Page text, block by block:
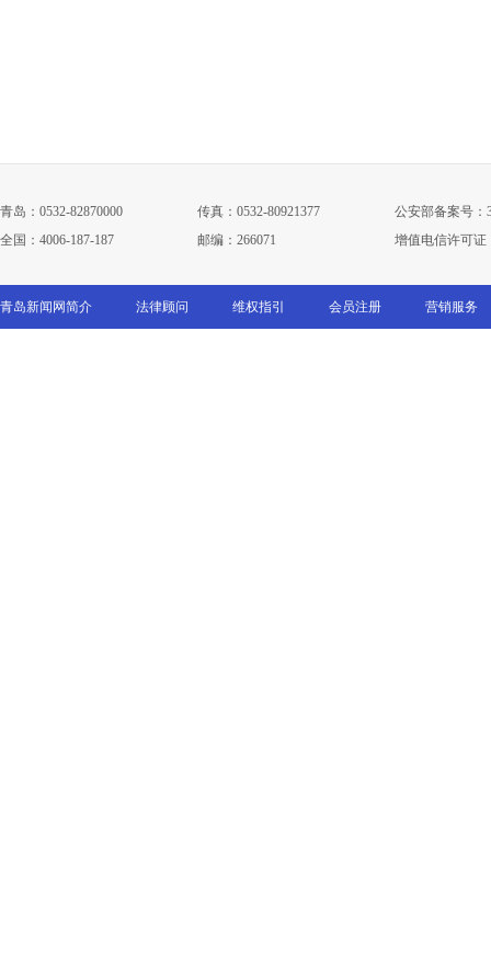
青岛：0532-82870000 传真：0532-80921377
公安部备案号：
全国：4006-187-187
邮编：266071 增值电信许可证
青岛新闻网简介 法律顾问 维权指引 会员注册 营销服务